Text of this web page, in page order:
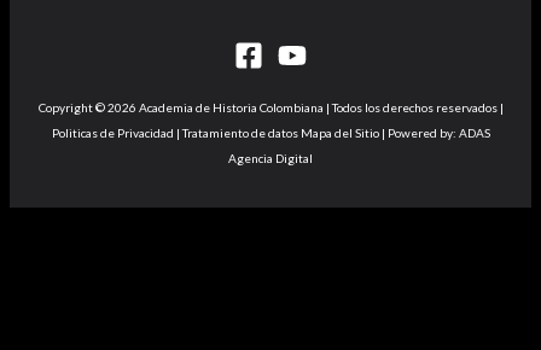
Copyright © 2026 Academia de Historia Colombiana | Todos los derechos reservados |
Politicas de Privacidad | Tratamiento de datos Mapa del Sitio | Powered by: ADAS
Agencia Digital